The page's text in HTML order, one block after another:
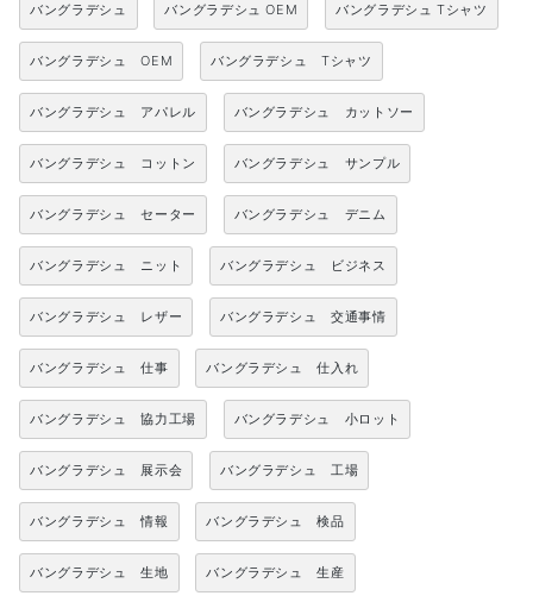
バングラデシュ バングラデシュ OEM バングラデシュ Tシャツ
バングラデシュ OEM バングラデシュ Tシャツ
バングラデシュ アパレル バングラデシュ カットソー
バングラデシュ コットン バングラデシュ サンプル
バングラデシュ セーター バングラデシュ デニム
バングラデシュ ニット バングラデシュ ビジネス
バングラデシュ レザー バングラデシュ 交通事情
バングラデシュ 仕事 バングラデシュ 仕入れ
バングラデシュ 協力工場 バングラデシュ 小ロット
バングラデシュ 展示会 バングラデシュ 工場
バングラデシュ 情報 バングラデシュ 検品
バングラデシュ 生地 バングラデシュ 生産